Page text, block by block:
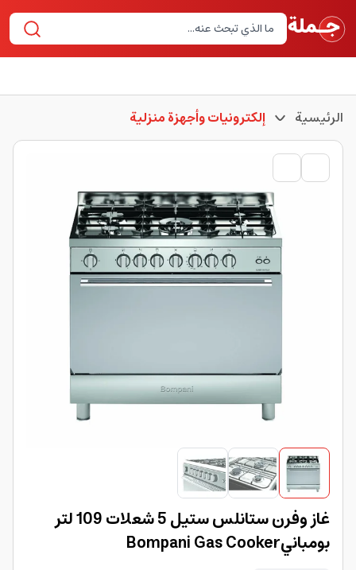
الرئيسية إلكترونيات وأجهزة منزلية
غاز وفرن ستانلس ستيل 5 شعلات 109 لتر
بومبانيBompani Gas Cooker